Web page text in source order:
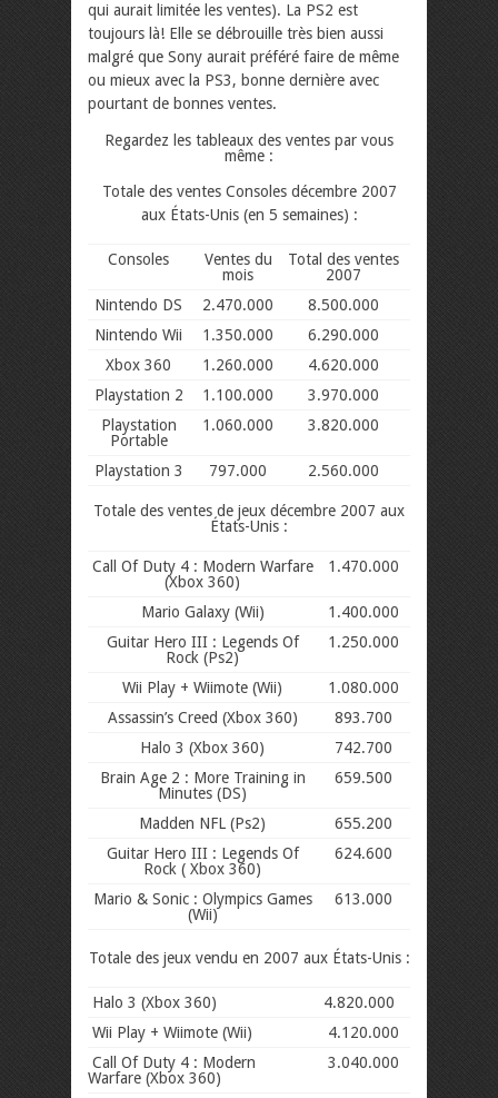
qui aurait limitée les ventes). La PS2 est
toujours là! Elle se débrouille très bien aussi
malgré que Sony aurait préféré faire de même
ou mieux avec la PS3, bonne dernière avec
pourtant de bonnes ventes.
Regardez les tableaux des ventes par vous
même :
Totale des ventes Consoles décembre 2007
aux États-Unis (en 5 semaines) :
Consoles
Ventes du
mois
Total des ventes
2007
Nintendo DS
2.470.000
8.500.000
Nintendo Wii
1.350.000
6.290.000
Xbox 360
1.260.000
4.620.000
Playstation 2
1.100.000
3.970.000
Playstation
Portable
1.060.000 3.820.000
Playstation 3 797.000 2.560.000
Totale des ventes de jeux décembre 2007 aux
États-Unis :
Call Of Duty 4 : Modern Warfare
(Xbox 360)
1.470.000
Mario Galaxy (Wii)
1.400.000
Guitar Hero III : Legends Of
Rock (Ps2)
1.250.000
Wii Play + Wiimote (Wii)
1.080.000
Assassin’s Creed (Xbox 360)
893.700
Halo 3 (Xbox 360)
742.700
Brain Age 2 : More Training in
Minutes (DS)
659.500
Madden NFL (Ps2)
655.200
Guitar Hero III : Legends Of
Rock ( Xbox 360)
624.600
Mario & Sonic : Olympics Games
(Wii)
613.000
Totale des jeux vendu en 2007 aux États-Unis :
Halo 3 (Xbox 360)
4.820.000
Wii Play + Wiimote (Wii)
4.120.000
Call Of Duty 4 : Modern
Warfare (Xbox 360)
3.040.000